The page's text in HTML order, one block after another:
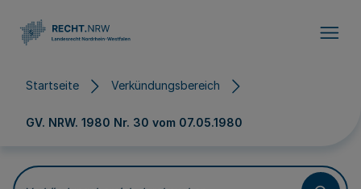
Startseite Verkündungsbereich
GV. NRW. 1980 Nr. 30 vom 07.05.1980